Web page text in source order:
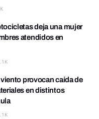
deja una mujer
atendidos en
provocan caída de
en distintos